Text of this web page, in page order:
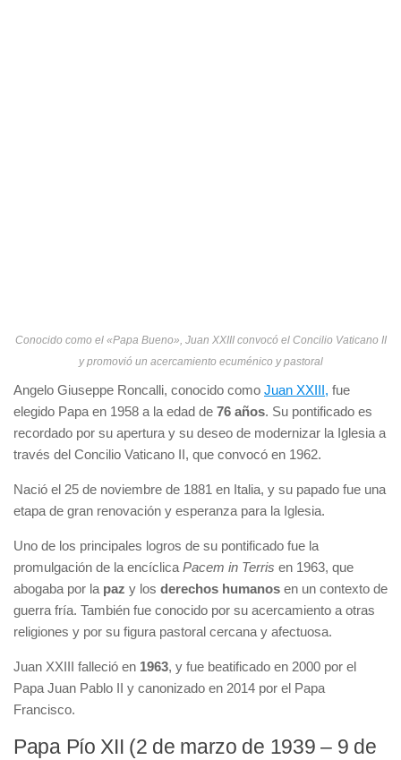
Conocido como el «Papa Bueno», Juan XXIII convocó el Concilio Vaticano II
y promovió un acercamiento ecuménico y pastoral
Angelo Giuseppe Roncalli, conocido como Juan XXIII, fue
elegido Papa en 1958 a la edad de 76 años. Su pontificado es
recordado por su apertura y su deseo de modernizar la Iglesia a
través del Concilio Vaticano II, que convocó en 1962.
Nació el 25 de noviembre de 1881 en Italia, y su papado fue una
etapa de gran renovación y esperanza para la Iglesia.
Uno de los principales logros de su pontificado fue la
promulgación de la encíclica Pacem in Terris en 1963, que
abogaba por la paz y los derechos humanos en un contexto de
guerra fría. También fue conocido por su acercamiento a otras
religiones y por su figura pastoral cercana y afectuosa.
Juan XXIII falleció en 1963, y fue beatificado en 2000 por el
Papa Juan Pablo II y canonizado en 2014 por el Papa
Francisco.
Papa Pío XII (2 de marzo de 1939 – 9 de